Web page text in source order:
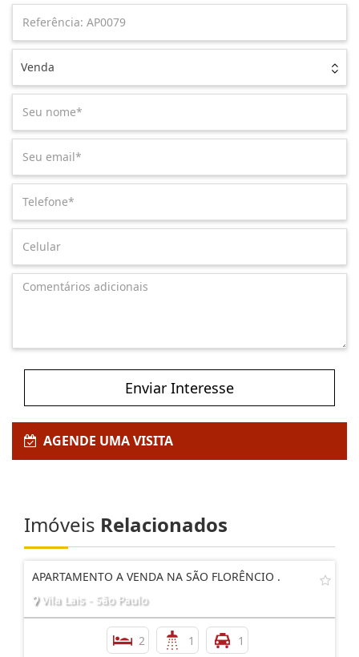
Venda
Enviar Interesse
AGENDE UMA VISITA
Imóveis Relacionados
APARTAMENTO A VENDA NA SÃO FLORÊNCIO .
Vila Lais - São Paulo
2 1 1